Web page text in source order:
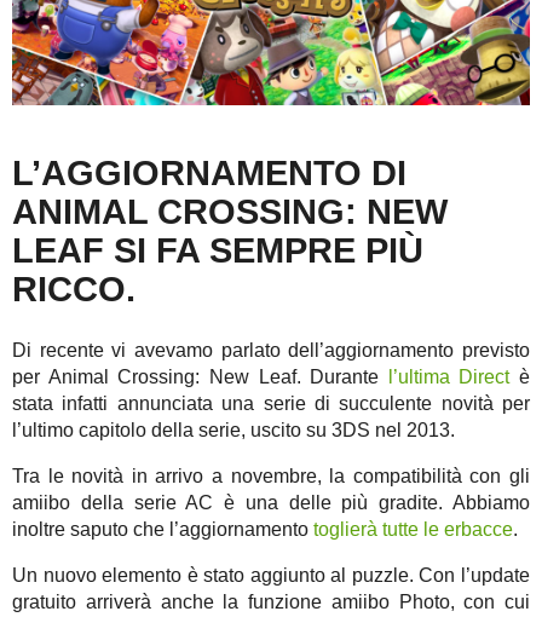
L’AGGIORNAMENTO DI
ANIMAL CROSSING: NEW
LEAF SI FA SEMPRE PIÙ
RICCO.
Di recente vi avevamo parlato dell’aggiornamento previsto
per Animal Crossing: New Leaf. Durante
l’ultima Directè
stata infatti annunciata una serie di succulente novità per
l’ultimo capitolo della serie, uscito su 3DS nel 2013.
Tra le novità in arrivo a novembre, la compatibilità con gli
amiibo della serie AC è una delle più gradite. Abbiamo
inoltre saputo che l’aggiornamento toglierà tutte le erbacce.
Un nuovo elemento è stato aggiunto al puzzle. Con l’update
gratuito arriverà anche la funzione amiibo Photo, con cui